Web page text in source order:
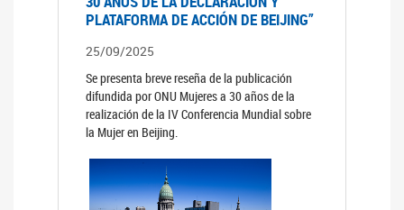
PLATAFORMA DE ACCIÓN DE BEIJING”
25/09/2025
Se presenta breve reseña de la publicación
difundida por ONU Mujeres a 30 años de la
realización de la IV Conferencia Mundial sobre
la Mujer en Beijing.